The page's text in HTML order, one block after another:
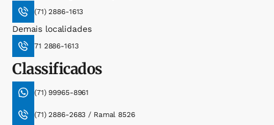
(71) 2886-1613
Demais localidades
71 2886-1613
Classificados
(71) 99965-8961
(71) 2886-2683 / Ramal 8526